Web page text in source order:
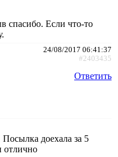
спасибо. Если что-то
24/08/2017 06:41:37
#2403435
Ответить
доехала за 5
отлично